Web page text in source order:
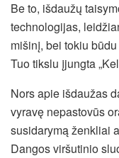
Be to, išdaužų
technologijas,
mišinį, bei tokiu
Tuo tikslu įjungta
Nors apie išdaužas
vyravę nepastovūs
susidarymą ženkliai
Dangos viršutinio